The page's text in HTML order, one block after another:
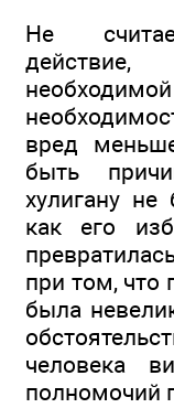
Не
вред
быть
хулигану не
как его
при том, что
была
человека
полномочий